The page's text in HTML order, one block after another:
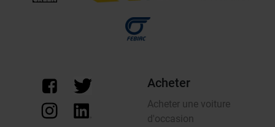
Acheter
Acheter une voiture
d'occasion